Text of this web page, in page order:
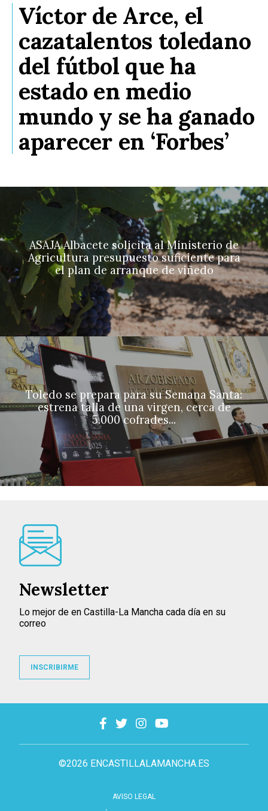
Víctor de Arce, el
cazatalentos toledano
del fútbol que ha
estado en medio
mundo y se ha ganado
aparecer en ‘Forbes’
ASAJA Albacete solicita al Ministerio de
Agricultura presupuesto suficiente para
el plan de arranque de viñedo
Toledo se prepara para su Semana Santa:
estrena talla de una virgen, cerca de
5.000 cofrades...
©2026 ENCASTILLALAMANCHA.ES
AVISO LEGAL
Newsletter
Lo mejor de en Castilla-La Mancha cada día en su
correo
INSCRIBIRME